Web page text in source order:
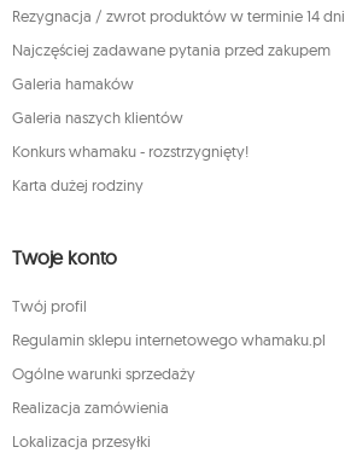
Rezygnacja / zwrot produktów w terminie 14 dni
Najczęściej zadawane pytania przed zakupem
Galeria hamaków
Galeria naszych klientów
Konkurs whamaku - rozstrzygnięty!
Karta dużej rodziny
Twoje konto
Twój profil
Regulamin sklepu internetowego whamaku.pl
Ogólne warunki sprzedaży
Realizacja zamówienia
Lokalizacja przesyłki